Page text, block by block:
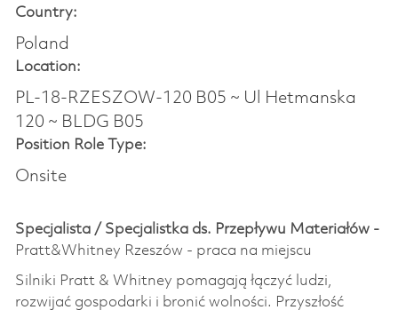
Country:
Poland
Location:
PL-18-RZESZOW-120 B05 ~ Ul Hetmanska
120 ~ BLDG B05
Position Role Type:
Onsite
Specjalista / Specjalistka ds. Przepływu Materiałów -
Pratt&Whitney Rzeszów - praca na miejscu
Silniki Pratt & Whitney pomagają łączyć ludzi,
rozwijać gospodarki i bronić wolności. Przyszłość